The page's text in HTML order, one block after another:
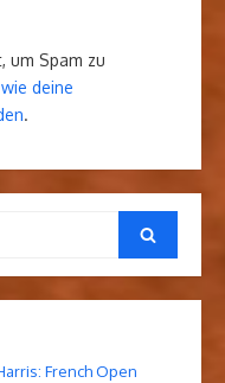
um Spam zu
deine
.
Search
French Open